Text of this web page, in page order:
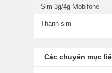
Sim 3g/4g Mobifone
Thánh sim
Các chuyên mục